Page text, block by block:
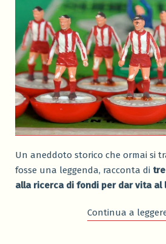
Un aneddoto storico che ormai si
fosse una leggenda, racconta di
alla ricerca di fondi per dar vita al
Continua a